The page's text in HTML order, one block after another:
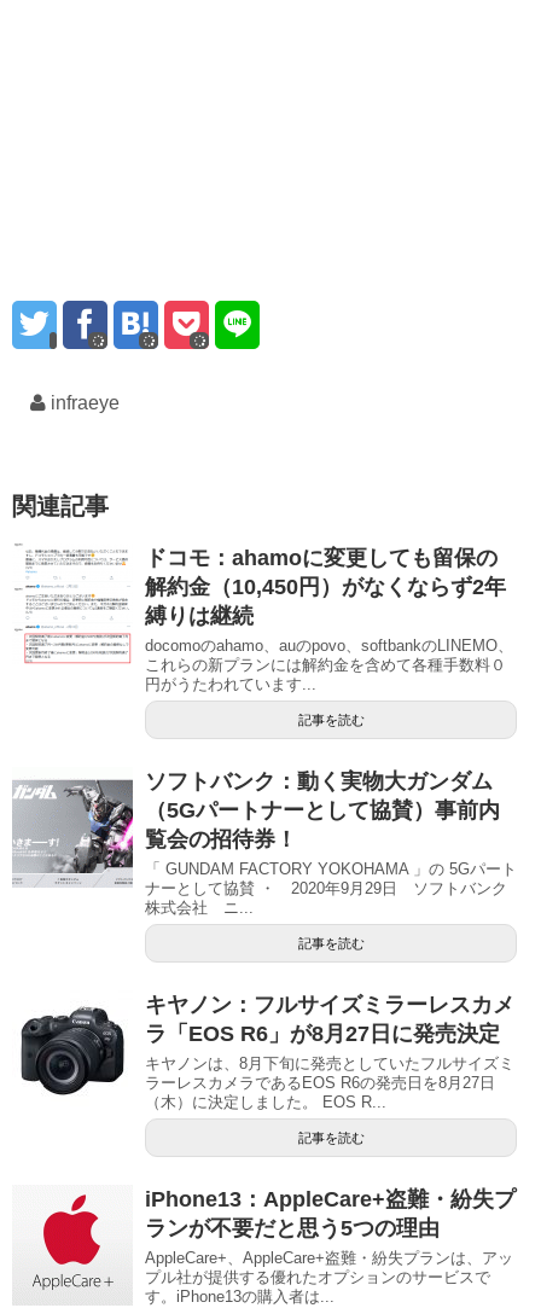
infraeye
関連記事
ドコモ：ahamoに変更しても留保の
解約金（10,450円）がなくならず2年
縛りは継続
docomoのahamo、auのpovo、softbankのLINEMO、
これらの新プランには解約金を含めて各種手数料０
円がうたわれています...
記事を読む
ソフトバンク：動く実物大ガンダム
（5Gパートナーとして協賛）事前内
覧会の招待券！
「 GUNDAM FACTORY YOKOHAMA 」の 5Gパート
ナーとして協賛 ・ 2020年9月29日 ソフトバンク
株式会社 ニ...
記事を読む
キヤノン：フルサイズミラーレスカメ
ラ「EOS R6」が8月27日に発売決定
キヤノンは、8月下旬に発売としていたフルサイズミ
ラーレスカメラであるEOS R6の発売日を8月27日
（木）に決定しました。 EOS R...
記事を読む
iPhone13：AppleCare+盗難・紛失プ
ランが不要だと思う5つの理由
AppleCare+、AppleCare+盗難・紛失プランは、アッ
プル社が提供する優れたオプションのサービスで
す。iPhone13の購入者は...